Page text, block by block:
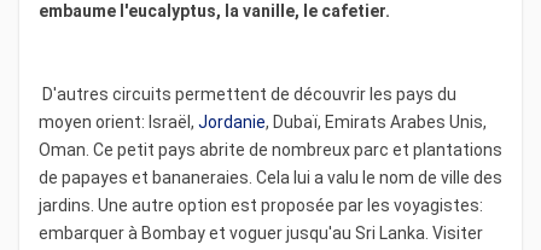
embaume l'eucalyptus, la vanille, le cafetier.
D'autres circuits permettent de découvrir les pays du
moyen orient: Israël, Jordanie, Dubaï, Emirats Arabes Unis,
Oman. Ce petit pays abrite de nombreux parc et plantations
de papayes et bananeraies. Cela lui a valu le nom de ville des
jardins. Une autre option est proposée par les voyagistes:
embarquer à Bombay et voguer jusqu'au Sri Lanka. Visiter